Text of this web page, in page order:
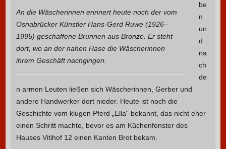
An die Wäscherinnen erinnert heute noch der vom
Osnabrücker Künstler Hans-Gerd Ruwe (1926–
1995) geschaffene Brunnen aus Bronze. Er steht
dort, wo an der nahen Hase die Wäscherinnen
ihrem Geschäft nachgingen.
be
n
un
d
na
ch
de
n armen Leuten ließen sich Wäscherinnen, Gerber und
andere Handwerker dort nieder. Heute ist noch die
Geschichte vom klugen Pferd „Ella“ bekannt, das nicht eher
einen Schritt machte, bevor es am Küchenfenster des
Hauses Vitihof 12 einen Kanten Brot bekam.